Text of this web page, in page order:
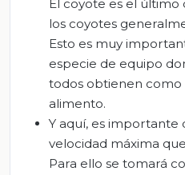
El coyote es el último
los coyotes
Esto es muy
especie de equipo
todos obtienen como
alimento.
Y aquí, es importante
velocidad máxima
Para ello se tomará